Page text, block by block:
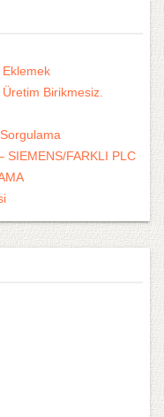
Eklemek
Birikmesiz.
SIEMENS/FARKLI PLC